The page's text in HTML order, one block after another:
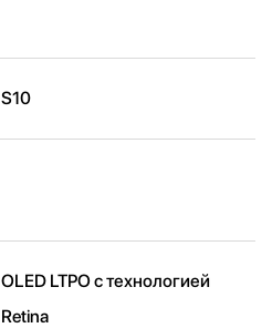
S10
OLED LTPO с технологией
Retina